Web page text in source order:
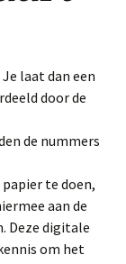
laat dan een
door de
de nummers
te doen,
aan de
Deze digitale
om het